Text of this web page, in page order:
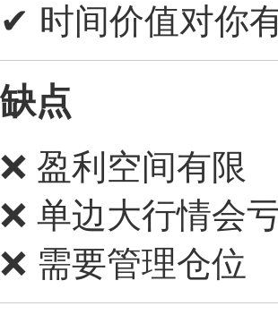
✔ 时间价值对你
缺点
❌ 盈利空间有限
❌ 单边大行情会
❌ 需要管理仓位